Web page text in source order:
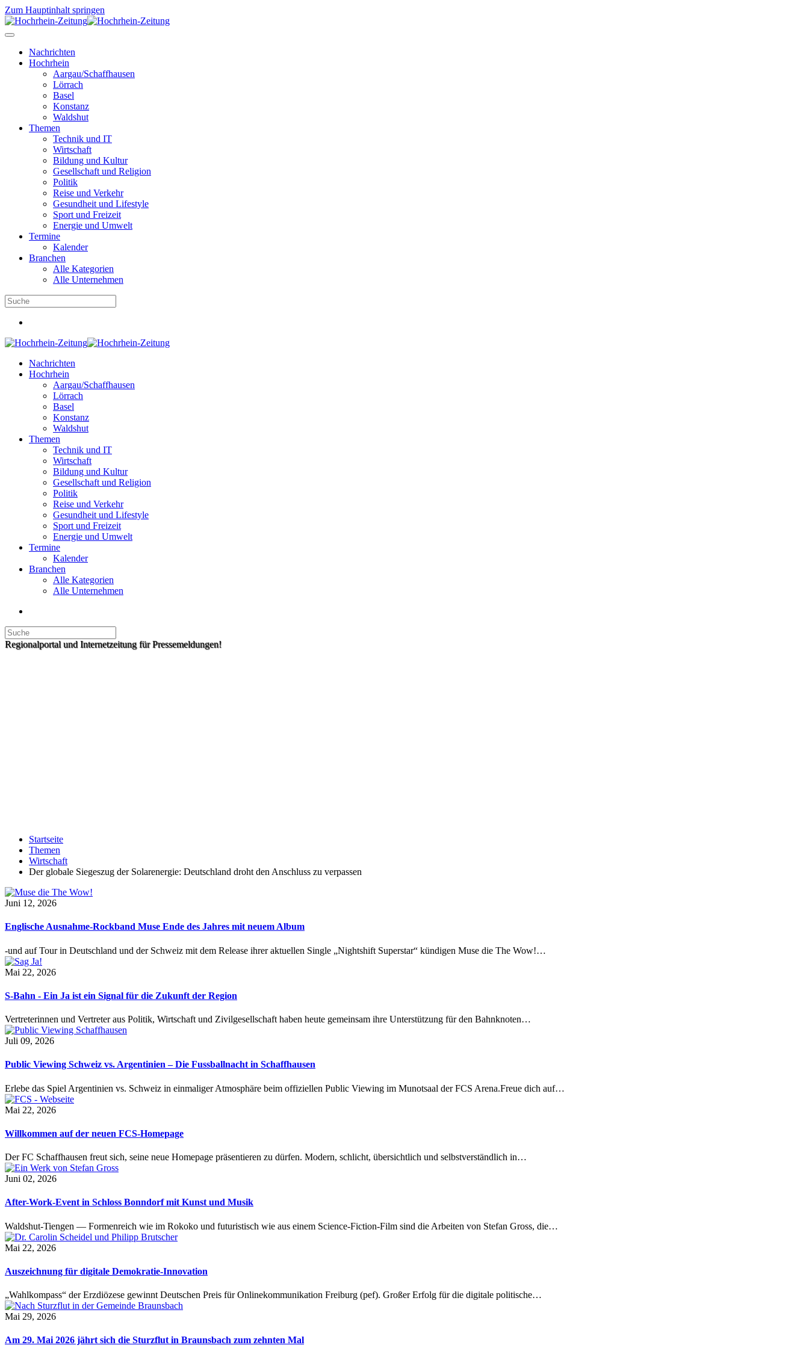
Zum Hauptinhalt springen
Nachrichten
Hochrhein
Aargau/Schaffhausen
Lörrach
Basel
Konstanz
Waldshut
Themen
Technik und IT
Wirtschaft
Bildung und Kultur
Gesellschaft und Religion
Politik
Reise und Verkehr
Gesundheit und Lifestyle
Sport und Freizeit
Energie und Umwelt
Termine
Kalender
Branchen
Alle Kategorien
Alle Unternehmen
Nachrichten
Hochrhein
Aargau/Schaffhausen
Lörrach
Basel
Konstanz
Waldshut
Themen
Technik und IT
Wirtschaft
Bildung und Kultur
Gesellschaft und Religion
Politik
Reise und Verkehr
Gesundheit und Lifestyle
Sport und Freizeit
Energie und Umwelt
Termine
Kalender
Branchen
Alle Kategorien
Alle Unternehmen
Regionalportal und Internetzeitung für Pressemeldungen!
Startseite
Themen
Wirtschaft
Der globale Siegeszug der Solarenergie: Deutschland droht den Anschluss zu verpassen
Juni 12, 2026
Englische Ausnahme-Rockband Muse Ende des Jahres mit neuem Album
-und auf Tour in Deutschland und der Schweiz mit dem Release ihrer aktuellen Single „Nightshift Superstar“ kündigen Muse die The Wow!…
Mai 22, 2026
S-Bahn - Ein Ja ist ein Signal für die Zukunft der Region
Vertreterinnen und Vertreter aus Politik, Wirtschaft und Zivilgesellschaft haben heute gemeinsam ihre Unterstützung für den Bahnknoten…
Juli 09, 2026
Public Viewing Schweiz vs. Argentinien – Die Fussballnacht in Schaffhausen
Erlebe das Spiel Argentinien vs. Schweiz in einmaliger Atmosphäre beim offiziellen Public Viewing im Munotsaal der FCS Arena.Freue dich auf…
Mai 22, 2026
Willkommen auf der neuen FCS-Homepage
Der FC Schaffhausen freut sich, seine neue Homepage präsentieren zu dürfen. Modern, schlicht, übersichtlich und selbstverständlich in…
Juni 02, 2026
After-Work-Event in Schloss Bonndorf mit Kunst und Musik
Waldshut-Tiengen — Formenreich wie im Rokoko und futuristisch wie aus einem Science-Fiction-Film sind die Arbeiten von Stefan Gross, die…
Mai 22, 2026
Auszeichnung für digitale Demokratie-Innovation
„Wahlkompass“ der Erzdiözese gewinnt Deutschen Preis für Onlinekommunikation Freiburg (pef). Großer Erfolg für die digitale politische…
Mai 29, 2026
Am 29. Mai 2026 jährt sich die Sturzflut in Braunsbach zum zehnten Mal